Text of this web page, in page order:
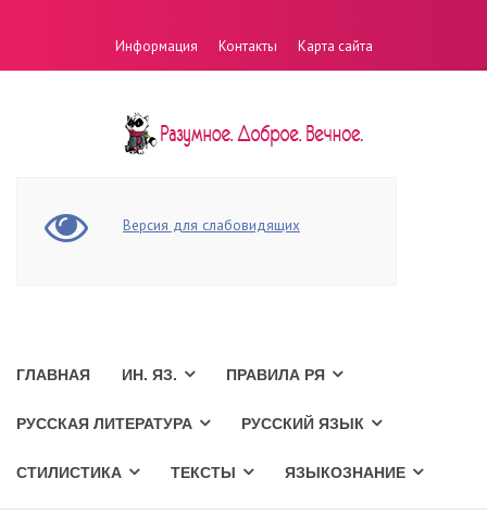
Информация Контакты Карта сайта
Версия для слабовидящих
ГЛАВНАЯ ИН. ЯЗ. ПРАВИЛА РЯ
РУССКАЯ ЛИТЕРАТУРА РУССКИЙ ЯЗЫК
СТИЛИСТИКА ТЕКСТЫ ЯЗЫКОЗНАНИЕ